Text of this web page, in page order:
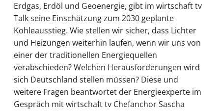
Erdgas, Erdöl und Geoenergie, gibt im wirtschaft tv
Talk seine Einschätzung zum 2030 geplante
Kohleausstieg. Wie stellen wir sicher, dass Lichter
und Heizungen weiterhin laufen, wenn wir uns von
einer der traditionellen Energiequellen
verabschieden? Welchen Herausforderungen wird
sich Deutschland stellen müssen? Diese und
weitere Fragen beantwortet der Energieexperte im
Gespräch mit wirtschaft tv Chefanchor Sascha